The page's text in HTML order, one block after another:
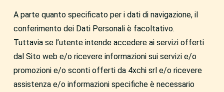
A parte quanto specificato per i dati di navigazione, il
conferimento dei Dati Personali è facoltativo.
Tuttavia se l’utente intende accedere ai servizi offerti
dal Sito web e/o ricevere informazioni sui servizi e/o
promozioni e/o sconti offerti da 4xchi srl e/o ricevere
assistenza e/o informazioni specifiche è necessario